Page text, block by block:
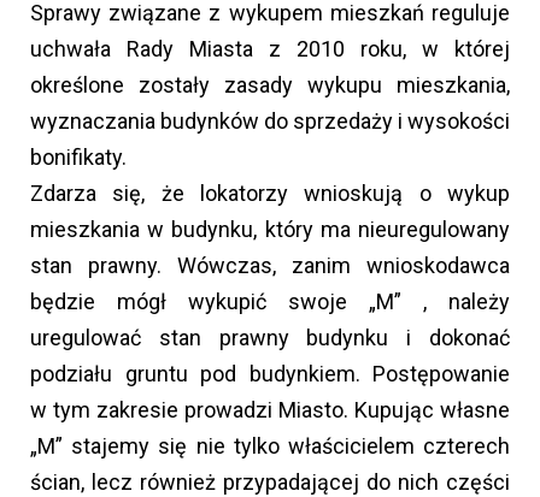
Sprawy związane z wykupem mieszkań reguluje
uchwała Rady Miasta z 2010 roku, w której
określone zostały zasady wykupu mieszkania,
wyznaczania budynków do sprzedaży i wysokości
bonifikaty.
Zdarza się, że lokatorzy wnioskują o wykup
mieszkania w budynku, który ma nieuregulowany
stan prawny. Wówczas, zanim wnioskodawca
będzie mógł wykupić swoje „M” , należy
uregulować stan prawny budynku i dokonać
podziału gruntu pod budynkiem. Postępowanie
w tym zakresie prowadzi Miasto. Kupując własne
„M” stajemy się nie tylko właścicielem czterech
ścian, lecz również przypadającej do nich części